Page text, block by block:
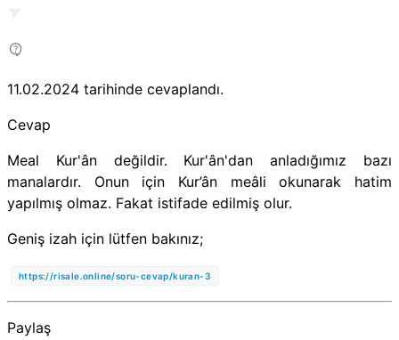
11.02.2024 tarihinde cevaplandı.
Cevap
Meal Kur'ân değildir. Kur'ân'dan anladığımız bazı
manalardır. Onun için Kur’ân meâli okunarak hatim
yapılmış olmaz. Fakat istifade edilmiş olur.
Geniş izah için lütfen bakınız;
https://risale.online/soru-cevap/kuran-3
Paylaş